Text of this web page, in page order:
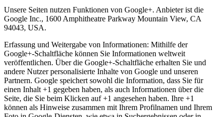
Unsere Seiten nutzen Funktionen von Google+. Anbieter ist die
Google Inc., 1600 Amphitheatre Parkway Mountain View, CA
94043, USA.
Erfassung und Weitergabe von Informationen: Mithilfe der
Google+-Schaltfläche können Sie Informationen weltweit
veröffentlichen. Über die Google+-Schaltfläche erhalten Sie und
andere Nutzer personalisierte Inhalte von Google und unseren
Partnern. Google speichert sowohl die Information, dass Sie für
einen Inhalt +1 gegeben haben, als auch Informationen über die
Seite, die Sie beim Klicken auf +1 angesehen haben. Ihre +1
können als Hinweise zusammen mit Ihrem Profilnamen und Ihrem